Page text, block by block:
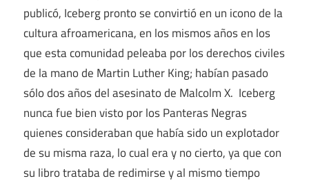
publicó, Iceberg pronto se convirtió en un icono de la
cultura afroamericana, en los mismos años en los
que esta comunidad peleaba por los derechos civiles
de la mano de Martin Luther King; habían pasado
sólo dos años del asesinato de Malcolm X. Iceberg
nunca fue bien visto por los Panteras Negras
quienes consideraban que había sido un explotador
de su misma raza, lo cual era y no cierto, ya que con
su libro trataba de redimirse y al mismo tiempo